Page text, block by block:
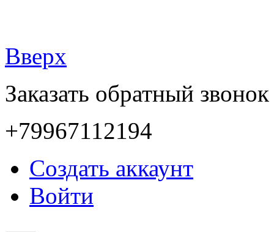
Вверх
Заказать обратный звонок
+79967112194
Создать аккаунт
Войти